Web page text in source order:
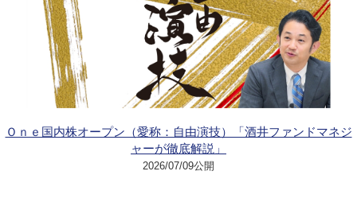
Ｏｎｅ国内株オープン（愛称：自由演技）「酒井ファンドマネジ
ャーが徹底解説」
2026/07/09公開